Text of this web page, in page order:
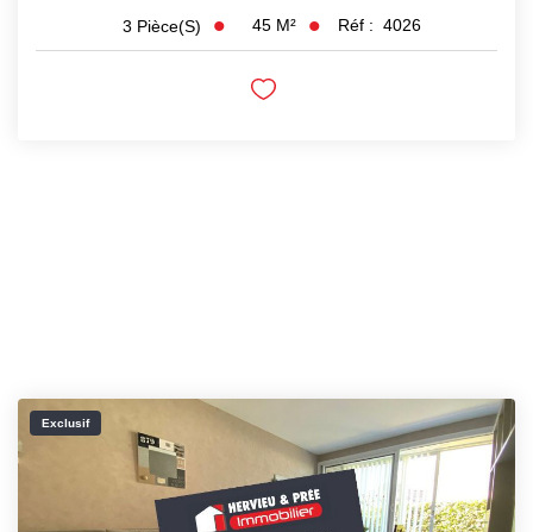
3 Pièce(s) 45 M² Réf : 4026
Exclusif